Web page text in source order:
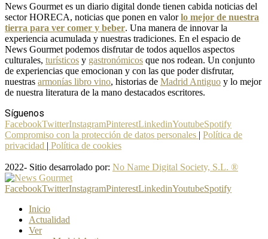
News Gourmet es un diario digital donde tienen cabida noticias del
sector HORECA, noticias que ponen en valorlo mejor de nuestra
tierra para ver comer y beber. Una manera de innovar la
experiencia acumulada y nuestras tradiciones. En el espacio de
News Gourmet podemos disfrutar de todos aquellos aspectos
culturales, turísticos y gastronómicos que nos rodean. Un conjunto
de experiencias que emocionan y con las que poder disfrutar,
nuestras armonías libro vino, historias de Madrid Antiguo y lo mejor
de nuestra literatura de la mano destacados escritores.
Síguenos
FacebookTwitterInstagramPinterestLinkedinYoutubeSpotify
Compromiso con la protección de datos personales | Política de
privacidad | Política de cookies
2022- Sitio desarrolado por: No Name Digital Society, S.L. ®
FacebookTwitterInstagramPinterestLinkedinYoutubeSpotify
Inicio
Actualidad
Ver